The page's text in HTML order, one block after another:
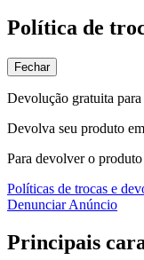
Política de
Fechar
Devolução gratuita
Devolva seu produto
Para devolver o
Políticas de trocas e
Denunciar Anúncio
Principais